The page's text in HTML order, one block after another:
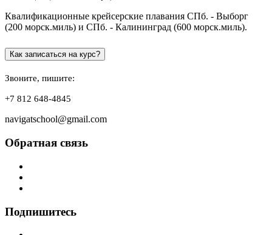
Квалификационные крейсерские плавания СПб. - Выборг
(200 морск.миль) и СПб. - Калининград (600 морск.миль).
Как записаться на курс?
Звоните, пишите:
+7 812 648-4845
navigatschool@gmail.com
Обратная связь
Подпишитесь